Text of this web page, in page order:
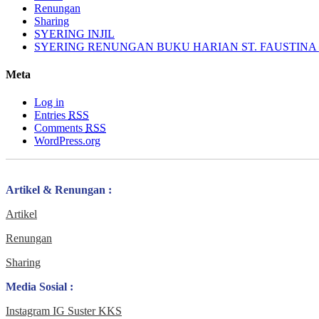
Renungan
Sharing
SYERING INJIL
SYERING RENUNGAN BUKU HARIAN ST. FAUSTINA
Meta
Log in
Entries RSS
Comments RSS
WordPress.org
Artikel & Renungan :
Artikel
Renungan
Sharing
Media Sosial :
Instagram IG Suster KKS